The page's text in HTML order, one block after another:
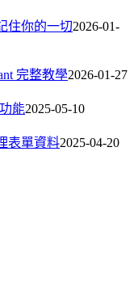
住你的一切2026-01-
完整教學2026-01-27
能2025-05-10
表單資料2025-04-20